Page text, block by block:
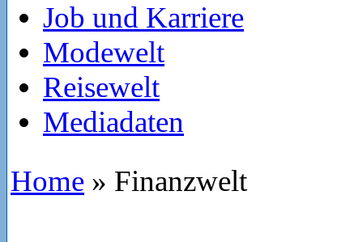
Job und Karriere
Modewelt
Reisewelt
Mediadaten
Home » Finanzwelt